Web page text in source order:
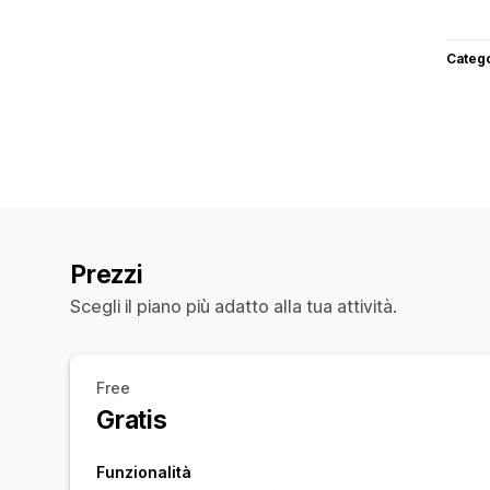
Prezzi
Scegli il piano più adatto alla tua attività.
Free
Gratis
Funzionalità